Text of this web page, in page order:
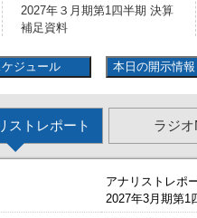
2027年３月期第1四半期 決算
補足資料
ジュール 本日の開示情報
ストレポート ラジ
アナリストレポ
2027年3月期第1